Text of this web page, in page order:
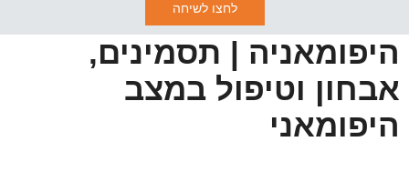
לחצו לשיחה
היפומאניה | תסמינים,
אבחון וטיפול במצב
היפומאני